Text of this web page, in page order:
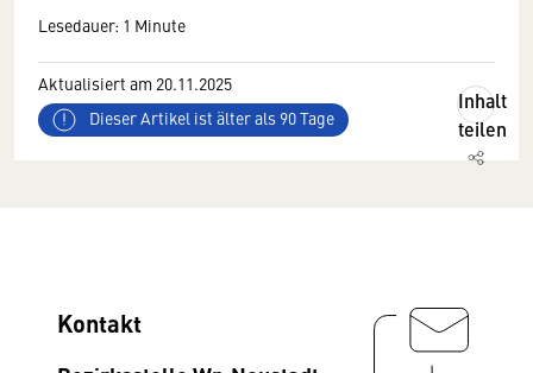
Lesedauer: 1 Minute
Aktualisiert am 20.11.2025
Dieser Artikel ist älter als 90 Tage
Inhalt
teilen
Kontakt